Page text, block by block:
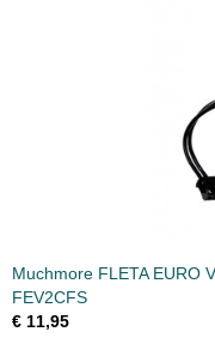
Muchmore FLETA EURO
FEV2CFS
€ 11,95